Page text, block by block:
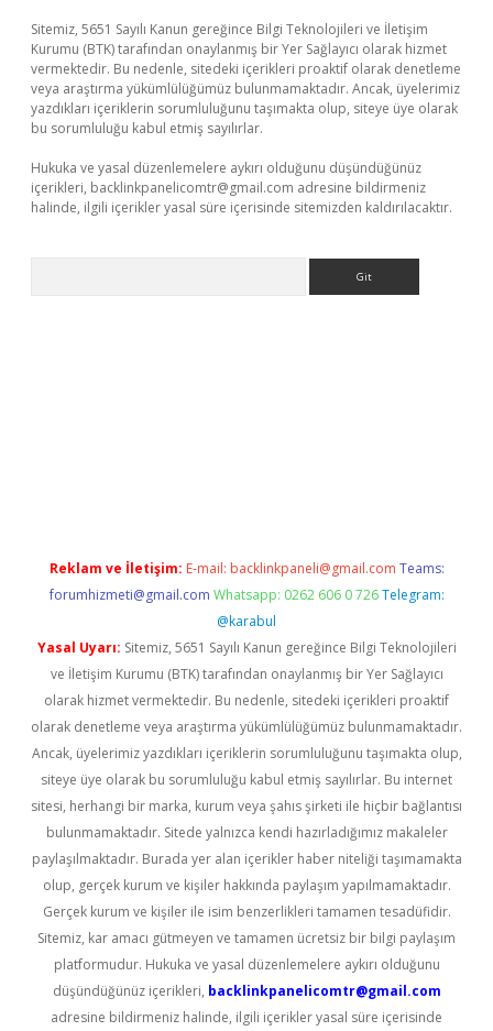
Sitemiz, 5651 Sayılı Kanun gereğince Bilgi Teknolojileri ve İletişim
Kurumu (BTK) tarafından onaylanmış bir Yer Sağlayıcı olarak hizmet
vermektedir. Bu nedenle, sitedeki içerikleri proaktif olarak denetleme
veya araştırma yükümlülüğümüz bulunmamaktadır. Ancak, üyelerimiz
yazdıkları içeriklerin sorumluluğunu taşımakta olup, siteye üye olarak
bu sorumluluğu kabul etmiş sayılırlar.
Hukuka ve yasal düzenlemelere aykırı olduğunu düşündüğünüz
içerikleri, backlinkpanelicomtr@gmail.com adresine bildirmeniz
halinde, ilgili içerikler yasal süre içerisinde sitemizden kaldırılacaktır.
Reklam ve İletişim: E-mail: backlinkpaneli@gmail.com Teams:
forumhizmeti@gmail.com Whatsapp: 0262 606 0 726 Telegram:
@karabul
Yasal Uyarı: Sitemiz, 5651 Sayılı Kanun gereğince Bilgi Teknolojileri
ve İletişim Kurumu (BTK) tarafından onaylanmış bir Yer Sağlayıcı
olarak hizmet vermektedir. Bu nedenle, sitedeki içerikleri proaktif
olarak denetleme veya araştırma yükümlülüğümüz bulunmamaktadır.
Ancak, üyelerimiz yazdıkları içeriklerin sorumluluğunu taşımakta olup,
siteye üye olarak bu sorumluluğu kabul etmiş sayılırlar. Bu internet
sitesi, herhangi bir marka, kurum veya şahıs şirketi ile hiçbir bağlantısı
bulunmamaktadır. Sitede yalnızca kendi hazırladığımız makaleler
paylaşılmaktadır. Burada yer alan içerikler haber niteliği taşımamakta
olup, gerçek kurum ve kişiler hakkında paylaşım yapılmamaktadır.
Gerçek kurum ve kişiler ile isim benzerlikleri tamamen tesadüfidir.
Sitemiz, kar amacı gütmeyen ve tamamen ücretsiz bir bilgi paylaşım
platformudur. Hukuka ve yasal düzenlemelere aykırı olduğunu
düşündüğünüz içerikleri, backlinkpanelicomtr@gmail.com
adresine bildirmeniz halinde, ilgili içerikler yasal süre içerisinde